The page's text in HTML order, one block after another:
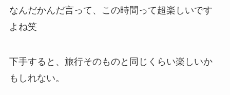
なんだかんだ言って、この時間って超楽しいです
よね笑
下手すると、旅行そのものと同じくらい楽しいか
もしれない。